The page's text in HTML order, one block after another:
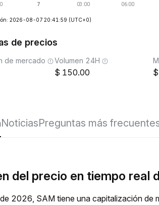
2026-08-07 20:41:59 (UTC+0)
de precios
de mercado Volumen 24H
150.00
NoticiasPreguntas más
del precio en tiempo real
2026, SAM tiene una capitalización